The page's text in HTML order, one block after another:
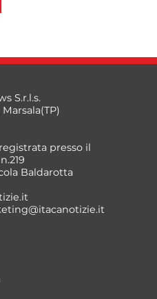
S.r.l.s.
presso il
Baldarotta